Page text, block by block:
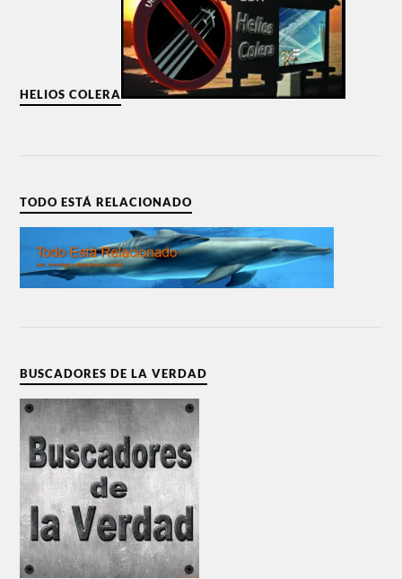
HELIOS COLERA
TODO ESTÁ RELACIONADO
BUSCADORES DE LA VERDAD